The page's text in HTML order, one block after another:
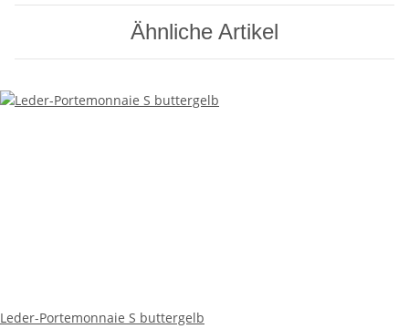
Ähnliche Artikel
Leder-Portemonnaie S buttergelb